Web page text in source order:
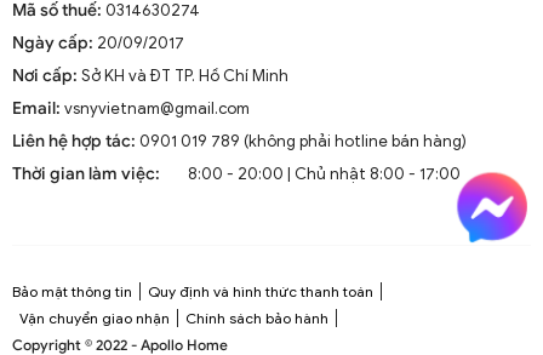
Mã số thuế: 0314630274
Ngày cấp: 20/09/2017
Nơi cấp: Sở KH và ĐT TP. Hồ Chí Minh
Email: vsnyvietnam@gmail.com
Liên hệ hợp tác: 0901 019 789 (không phải hotline bán hàng)
Thời gian làm việc:
8:00 - 20:00 | Chủ nhật 8:00 - 17:00
Bảo mật thông tin
Quy định và hình thức thanh toán
Vận chuyển giao nhận
Chính sách bảo hành
Copyright © 2022 - Apollo Home